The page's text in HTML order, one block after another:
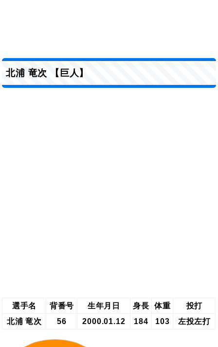
北浦 竜次 【巨人】
選手名 背番号 生年月日 身長 体重
投打
北浦 竜次
56 2000.01.12 184 103 左投左打